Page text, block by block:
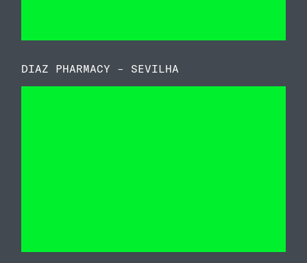
DIAZ PHARMACY – SEVILHA